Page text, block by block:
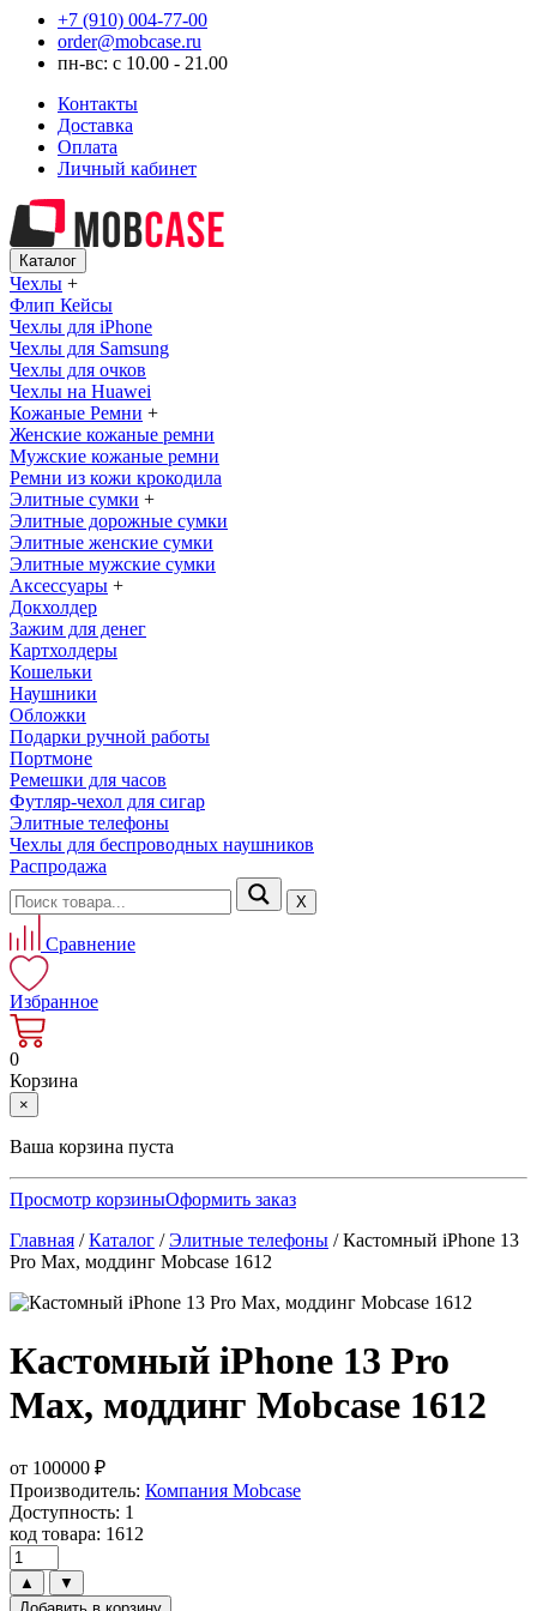
+7 (910) 004-77-00
order@mobcase.ru
пн-вс: с 10.00 - 21.00
Контакты
Доставка
Оплата
Личный кабинет
Каталог
Чехлы +
Флип Кейсы
Чехлы для iPhone
Чехлы для Samsung
Чехлы для очков
Чехлы на Huawei
Кожаные Ремни +
Женские кожаные ремни
Мужские кожаные ремни
Ремни из кожи крокодила
Элитные сумки +
Элитные дорожные сумки
Элитные женские сумки
Элитные мужские сумки
Аксессуары +
Докхолдер
Зажим для денег
Картхолдеры
Кошельки
Наушники
Обложки
Подарки ручной работы
Портмоне
Ремешки для часов
Футляр-чехол для сигар
Элитные телефоны
Чехлы для беспроводных наушников
Распродажа
Х
Сравнение
Избранное
0
Корзина
×
Ваша корзина пуста
Просмотр корзиныОформить заказ
Главная /Каталог /Элитные телефоны /Кастомный iPhone 13
Pro Max, моддинг Mobcase 1612
Кастомный iPhone 13 Pro
Max, моддинг Mobcase 1612
от 100000 ₽
Производитель: Компания Mobcase
Доступность: 1
код товара: 1612
▲
▼